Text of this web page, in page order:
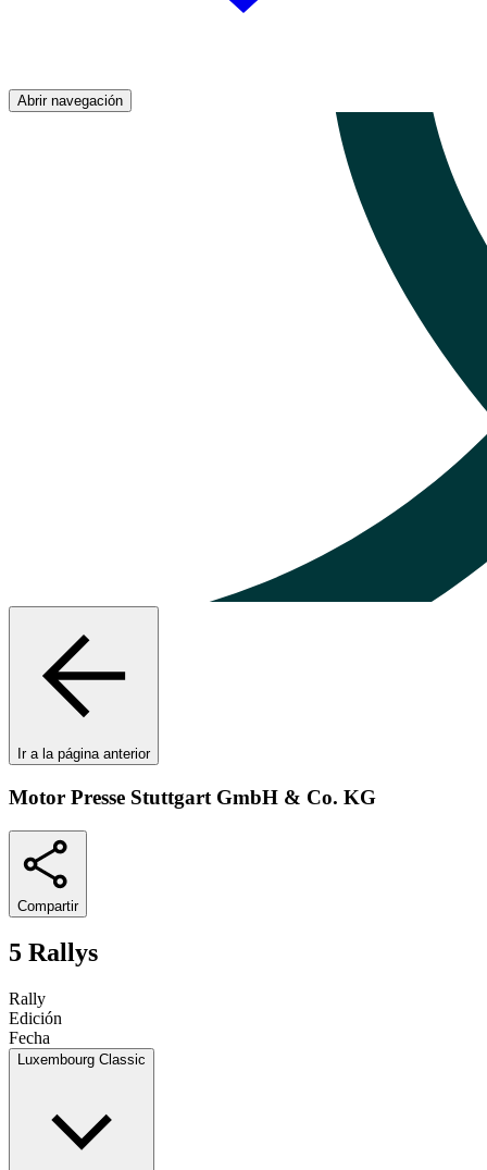
Abrir navegación
Ir a la página anterior
Motor Presse Stuttgart GmbH & Co. KG
Compartir
5 Rallys
Rally
Edición
Fecha
Luxembourg Classic